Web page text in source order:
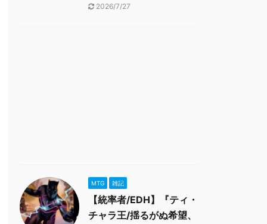
2026/7/27
MTG 雑記
【統率者/EDH】『ティ・
チャラ王/揺るがぬ希望、